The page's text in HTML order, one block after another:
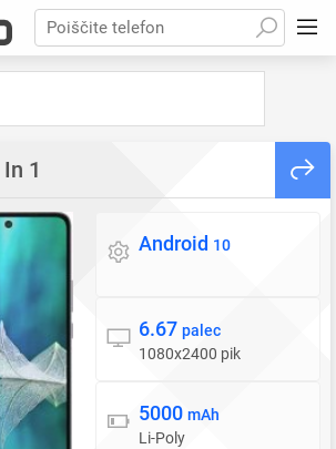
Poiščite telefon
1
Operacijski sistem
Android 10
Zaslon
6.67 palec
1080x2400 pik
Baterija
5000 mAh
Li-Poly